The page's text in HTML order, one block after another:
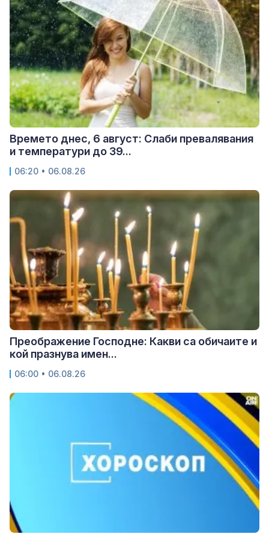
Времето днес, 6 август: Слаби превалявания
и температури до 39...
06:20 • 06.08.26
Преображение Господне: Какви са обичаите и
кой празнува имен...
06:00 • 06.08.26